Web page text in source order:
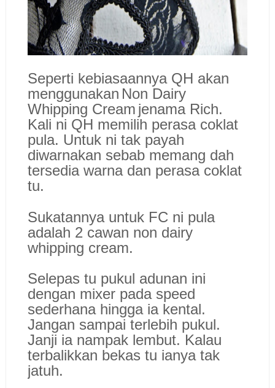
Seperti kebiasaannya QH akan
menggunakan Non Dairy
Whipping Cream jenama Rich.
Kali ni QH memilih perasa coklat
pula. Untuk ni tak payah
diwarnakan sebab memang dah
tersedia warna dan perasa coklat
tu.
Sukatannya untuk FC ni pula
adalah 2 cawan non dairy
whipping cream.
Selepas tu pukul adunan ini
dengan mixer pada speed
sederhana hingga ia kental.
Jangan sampai terlebih pukul.
Janji ia nampak lembut. Kalau
terbalikkan bekas tu ianya tak
jatuh.